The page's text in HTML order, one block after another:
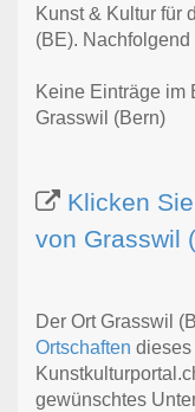
Kunst & Kultur für
(BE).
Keine Einträge im
Grasswil (Bern)
Klicken
von Grasswil
Der Ort Grasswil
Ortschaften dieses
gewünschtes